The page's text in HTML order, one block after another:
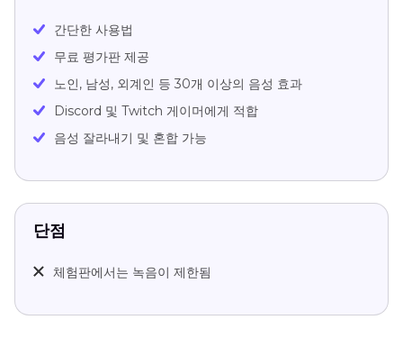
간단한 사용법
무료 평가판 제공
노인, 남성, 외계인 등 30개 이상의 음성 효과
Discord 및 Twitch 게이머에게 적합
음성 잘라내기 및 혼합 가능
단점
체험판에서는 녹음이 제한됨